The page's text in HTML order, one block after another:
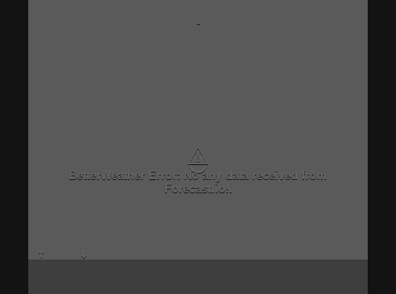
-
⚠
BetterWeather Error: No any data received from
Forecast.io!.